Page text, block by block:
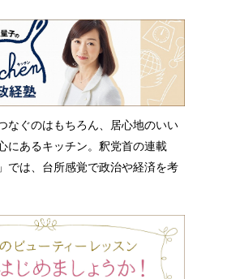
なぐのはもちろん、居心地のいい
にあるキッチン。釈党首の連載
では、台所感覚で政治や経済を考